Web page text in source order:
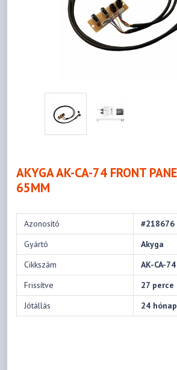
AKYGA AK-CA-74 FRONT
65MM
Azonosító
#218676
Gyártó
Akyga
Cikkszám
AK-CA-74
Frissítve
27 perce
Jótállás
24 hónap